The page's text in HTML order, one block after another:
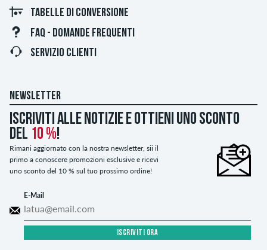
TABELLE DI CONVERSIONE
FAQ - DOMANDE FREQUENTI
SERVIZIO CLIENTI
NEWSLETTER
Iscriviti alle notizie e ottieni uno sconto
del 10 %!
Rimani aggiornato con la nostra newsletter, sii il
primo a conoscere promozioni esclusive e ricevi
uno sconto del 10 % sul tuo prossimo ordine!
E-Mail
ISCRIVITI ORA